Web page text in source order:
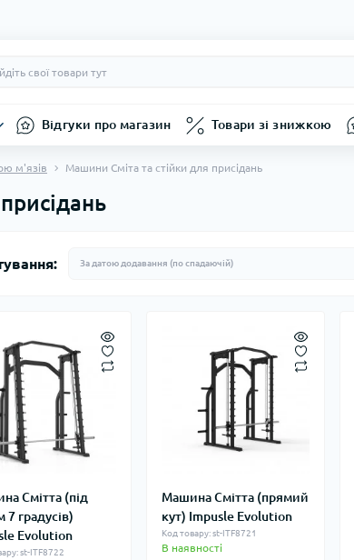
Відгуки про магазин Товари зі знижкою
м'язів Машини Сміта та стійки для присідань
Смітта (під
7 градусів)
Evolution
st-ITF8722
Машина Смітта (прямий
кут) Impusle Evolution
Код товару: st-ITF8721
В наявності